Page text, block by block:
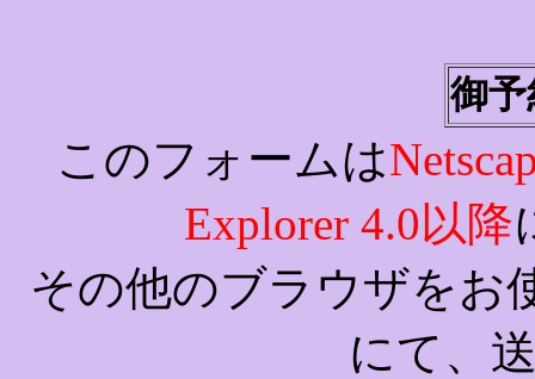
御
このフォームは
Explorer 4.0以降
その他のブラウザをお
にて、